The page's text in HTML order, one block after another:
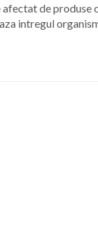
de
intregul